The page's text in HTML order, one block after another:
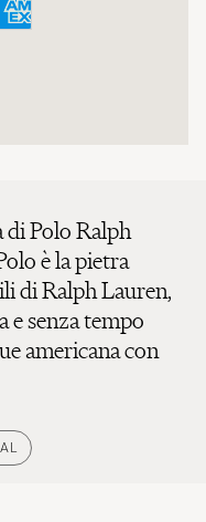
di Polo Ralph
è la pietra
di Ralph Lauren,
e senza tempo
americana con